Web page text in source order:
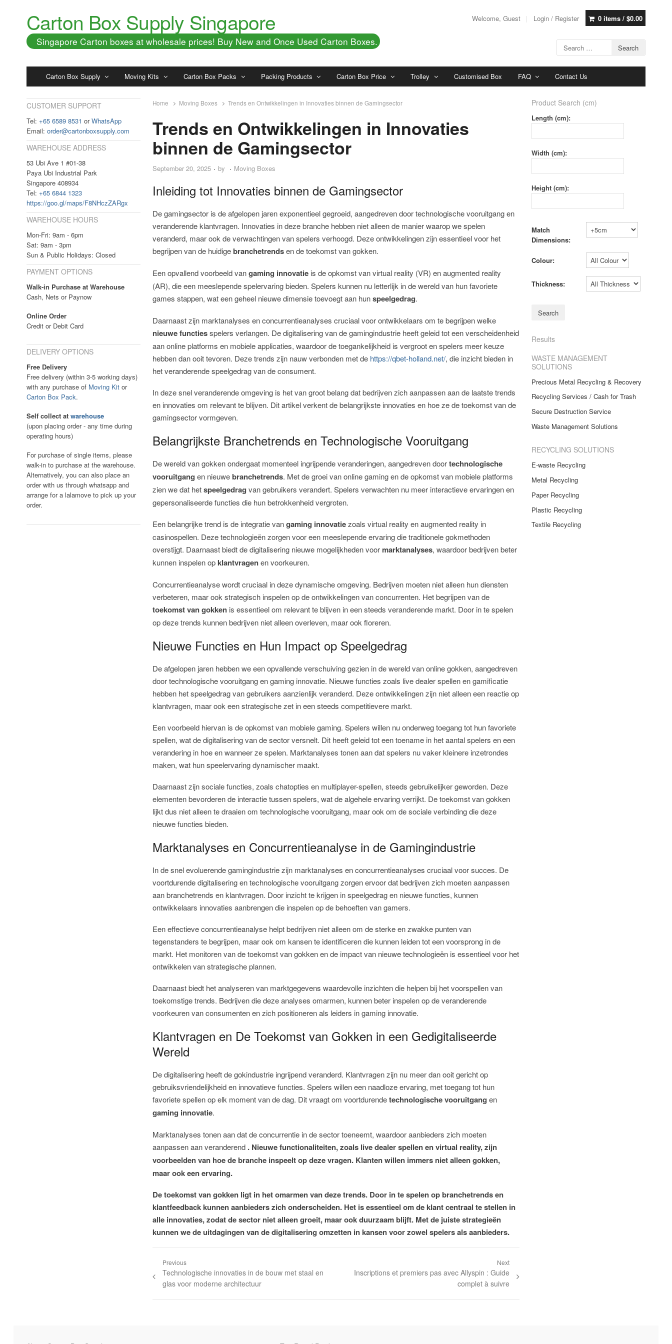
Welcome, Guest Login / Register 0 items / $0.00
Carton Box Supply Singapore
Singapore Carton boxes at wholesale prices! Buy New and Once Used Carton Boxes.
Carton Box Supply Moving Kits Carton Box Packs Packing Products Carton Box Price Trolley Customised Box FAQ Contact Us
Home Moving Boxes Trends en Ontwikkelingen in Innovaties binnen de Gamingsector
Trends en Ontwikkelingen in Innovaties
binnen de Gamingsector
September 20, 2025 by Moving Boxes
Inleiding tot Innovaties binnen de Gamingsector
De gamingsector is de afgelopen jaren exponentieel gegroeid, aangedreven door technologische vooruitgang en
veranderende klantvragen. Innovaties in deze branche hebben niet alleen de manier waarop we spelen
veranderd, maar ook de verwachtingen van spelers verhoogd. Deze ontwikkelingen zijn essentieel voor het
begrijpen van de huidige branchetrendsen de toekomst van gokken.
Een opvallend voorbeeld vangaming innovatie is de opkomst van virtual reality (VR) en augmented reality
(AR), die een meeslepende spelervaring bieden. Spelers kunnen nu letterlijk in de wereld van hun favoriete
games stappen, wat een geheel nieuwe dimensie toevoegt aan hunspeelgedrag.
Daarnaast zijn marktanalyses en concurrentieanalyses cruciaal voor ontwikkelaars om te begrijpen welke
nieuwe functiesspelers verlangen. De digitalisering van de gamingindustrie heeft geleid tot een verscheidenheid
aan online platforms en mobiele applicaties, waardoor de toegankelijkheid is vergroot en spelers meer keuze
hebben dan ooit tevoren. Deze trends zijn nauw verbonden met de https://qbet-holland.net/, die inzicht bieden in
het veranderende speelgedrag van de consument.
In deze snel veranderende omgeving is het van groot belang dat bedrijven zich aanpassen aan de laatste trends
en innovaties om relevant te blijven. Dit artikel verkent de belangrijkste innovaties en hoe ze de toekomst van de
gamingsector vormgeven.
Belangrijkste Branchetrends en Technologische Vooruitgang
De wereld van gokken ondergaat momenteel ingrijpende veranderingen, aangedreven doortechnologische
vooruitgang en nieuwe branchetrends. Met de groei van online gaming en de opkomst van mobiele platforms
zien we dat hetspeelgedrag van gebruikers verandert. Spelers verwachten nu meer interactieve ervaringen en
gepersonaliseerde functies die hun betrokkenheid vergroten.
Een belangrijke trend is de integratie vangaming innovatiezoals virtual reality en augmented reality in
casinospellen. Deze technologieën zorgen voor een meeslepende ervaring die traditionele gokmethoden
overstijgt. Daarnaast biedt de digitalisering nieuwe mogelijkheden voor marktanalyses, waardoor bedrijven beter
kunnen inspelen op klantvragenen voorkeuren.
Concurrentieanalyse wordt cruciaal in deze dynamische omgeving. Bedrijven moeten niet alleen hun diensten
verbeteren, maar ook strategisch inspelen op de ontwikkelingen van concurrenten. Het begrijpen van de
toekomst van gokken is essentieel om relevant te blijven in een steeds veranderende markt. Door in te spelen
op deze trends kunnen bedrijven niet alleen overleven, maar ook floreren.
Nieuwe Functies en Hun Impact op Speelgedrag
De afgelopen jaren hebben we een opvallende verschuiving gezien in de wereld van online gokken, aangedreven
door technologische vooruitgang en gaming innovatie. Nieuwe functies zoals live dealer spellen en gamificatie
hebben het speelgedrag van gebruikers aanzienlijk veranderd. Deze ontwikkelingen zijn niet alleen een reactie op
klantvragen, maar ook een strategische zet in een steeds competitievere markt.
Een voorbeeld hiervan is de opkomst van mobiele gaming. Spelers willen nu onderweg toegang tot hun favoriete
spellen, wat de digitalisering van de sector versnelt. Dit heeft geleid tot een toename in het aantal spelers en een
verandering in hoe en wanneer ze spelen. Marktanalyses tonen aan dat spelers nu vaker kleinere inzetrondes
maken, wat hun speelervaring dynamischer maakt.
Daarnaast zijn sociale functies, zoals chatopties en multiplayer-spellen, steeds gebruikelijker geworden. Deze
elementen bevorderen de interactie tussen spelers, wat de algehele ervaring verrijkt. De toekomst van gokken
lijkt dus niet alleen te draaien om technologische vooruitgang, maar ook om de sociale verbinding die deze
nieuwe functies bieden.
Marktanalyses en Concurrentieanalyse in de Gamingindustrie
In de snel evoluerende gamingindustrie zijn marktanalyses en concurrentieanalyses cruciaal voor succes. De
voortdurende digitalisering en technologische vooruitgang zorgen ervoor dat bedrijven zich moeten aanpassen
aan branchetrends en klantvragen. Door inzicht te krijgen in speelgedrag en nieuwe functies, kunnen
ontwikkelaars innovaties aanbrengen die inspelen op de behoeften van gamers.
Een effectieve concurrentieanalyse helpt bedrijven niet alleen om de sterke en zwakke punten van
tegenstanders te begrijpen, maar ook om kansen te identificeren die kunnen leiden tot een voorsprong in de
markt. Het monitoren van de toekomst van gokken en de impact van nieuwe technologieën is essentieel voor het
ontwikkelen van strategische plannen.
Daarnaast biedt het analyseren van marktgegevens waardevolle inzichten die helpen bij het voorspellen van
toekomstige trends. Bedrijven die deze analyses omarmen, kunnen beter inspelen op de veranderende
voorkeuren van consumenten en zich positioneren als leiders in gaming innovatie.
Klantvragen en De Toekomst van Gokken in een Gedigitaliseerde
Wereld
De digitalisering heeft de gokindustrie ingrijpend veranderd. Klantvragen zijn nu meer dan ooit gericht op
gebruiksvriendelijkheid en innovatieve functies. Spelers willen een naadloze ervaring, met toegang tot hun
favoriete spellen op elk moment van de dag. Dit vraagt om voortdurendetechnologische vooruitgang en
gaming innovatie.
Marktanalyses tonen aan dat de concurrentie in de sector toeneemt, waardoor aanbieders zich moeten
aanpassen aan veranderend . Nieuwe functionaliteiten, zoals live dealer spellen en virtual reality, zijn
voorbeelden van hoe de branche inspeelt op deze vragen. Klanten willen immers niet alleen gokken,
maar ook een ervaring.
De toekomst van gokken ligt in het omarmen van deze trends. Door in te spelen op branchetrendsen
klantfeedback kunnen aanbieders zich onderscheiden. Het is essentieel om de klant centraal te stellen in
alle innovaties, zodat de sector niet alleen groeit, maar ook duurzaam blijft. Met de juiste strategieën
kunnen we de uitdagingen van de digitalisering omzetten in kansen voor zowel spelers als aanbieders.
Previous
Technologische innovaties in de bouw met staal en
glas voor moderne architectuur
Next
Inscriptions et premiers pas avec Allyspin : Guide
complet à suivre
Product Search (cm)
Length (cm):
Width (cm):
Height (cm):
Match
Dimensions:
Colour:
Thickness:
Results
WASTE MANAGEMENT
SOLUTIONS
Precious Metal Recycling & Recovery
Recycling Services / Cash for Trash
Secure Destruction Service
Waste Management Solutions
RECYCLING SOLUTIONS
E-waste Recycling
Metal Recycling
Paper Recycling
Plastic Recycling
Textile Recycling
CUSTOMER SUPPORT
Tel: +65 6589 8531 orWhatsApp
Email: order@cartonboxsupply.com
WAREHOUSE ADDRESS
53 Ubi Ave 1 #01-38
Paya Ubi Industrial Park
Singapore 408934
Tel: +65 6844 1323
https://goo.gl/maps/F8NHczZARgx
WAREHOUSE HOURS
Mon-Fri: 9am - 6pm
Sat: 9am - 3pm
Sun & Public Holidays: Closed
PAYMENT OPTIONS
Walk-in Purchase at Warehouse
Cash, Nets or Paynow
Online Order
Credit or Debit Card
DELIVERY OPTIONS
Free Delivery
Free delivery (within 3-5 working days)
with any purchase of Moving Kitor
Carton Box Pack.
Self collect at warehouse
(upon placing order - any time during
operating hours)
For purchase of single items, please
walk-in to purchase at the warehouse.
Alternatively, you can also place an
order with us through whatsapp and
arrange for a lalamove to pick up your
order.